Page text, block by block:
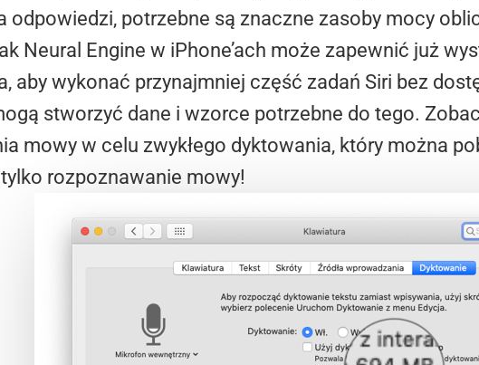
odpowiedzi, potrzebne są znaczne zasoby mocy
Neural Engine w iPhone’ach może zapewnić już
aby wykonać przynajmniej część zadań Siri bez
stworzyć dane i wzorce potrzebne do tego.
mowy w celu zwykłego dyktowania, który można
rozpoznawanie mowy!